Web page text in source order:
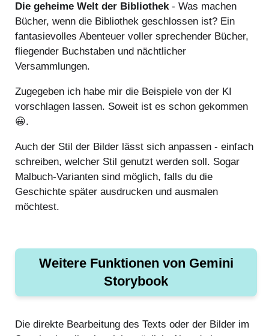
Die geheime Welt der Bibliothek - Was machen
Bücher, wenn die Bibliothek geschlossen ist? Ein
fantasievolles Abenteuer voller sprechender Bücher,
fliegender Buchstaben und nächtlicher
Versammlungen.
Zugegeben ich habe mir die Beispiele von der KI
vorschlagen lassen. Soweit ist es schon gekommen
😀.
Auch der Stil der Bilder lässt sich anpassen - einfach
schreiben, welcher Stil genutzt werden soll. Sogar
Malbuch-Varianten sind möglich, falls du die
Geschichte später ausdrucken und ausmalen
möchtest.
Weitere Funktionen von Gemini
Storybook
Die direkte Bearbeitung des Texts oder der Bilder im